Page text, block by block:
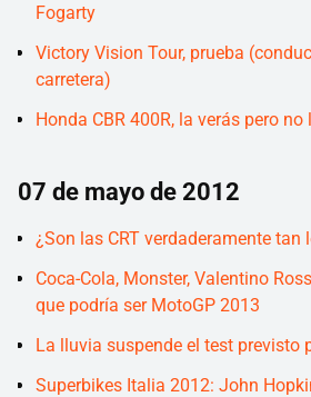
Fogarty
Victory Vision Tour, prueba
carretera)
Honda CBR 400R, la verás pero
07 de mayo de 2012
¿Son las CRT verdaderamente tan
Coca-Cola, Monster, Valentino
que podría ser MotoGP 2013
La lluvia suspende el test previsto
Superbikes Italia 2012: John